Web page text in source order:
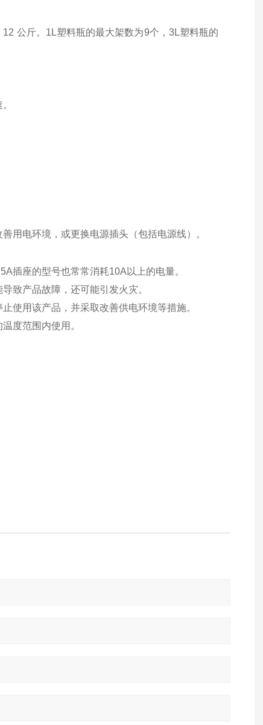
公斤。 1L塑料瓶的最大架数为9个，3L塑料瓶的
用电环境，或更换电源插头（包括电源线）。
插座的型号也常常消耗10A以上的电量。
致产品故障，还可能引发火灾。
使用该产品，并采取改善供电环境等措施。
度范围内使用。